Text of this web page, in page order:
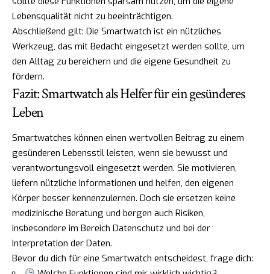
Lebensqualität nicht zu beeinträchtigen.
Abschließend gilt: Die Smartwatch ist ein nützliches
Werkzeug, das mit Bedacht eingesetzt werden sollte, um
den Alltag zu bereichern und die eigene Gesundheit zu
fördern.
Fazit: Smartwatch als Helfer für ein gesünderes
Leben
Smartwatches können einen wertvollen Beitrag zu einem
gesünderen Lebensstil leisten, wenn sie bewusst und
verantwortungsvoll eingesetzt werden. Sie motivieren,
liefern nützliche Informationen und helfen, den eigenen
Körper besser kennenzulernen. Doch sie ersetzen keine
medizinische Beratung und bergen auch Risiken,
insbesondere im Bereich Datenschutz und bei der
Interpretation der Daten.
Bevor du dich für eine Smartwatch entscheidest, frage dich: